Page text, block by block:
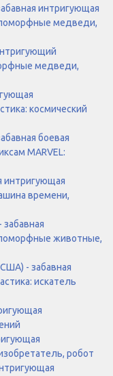
интригующая
медведи,
медведи,
космический
боевая
MARVEL:
интригующая
времени,
животные,
- забавная
искатель
робот